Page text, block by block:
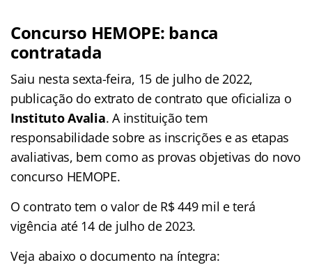
Concurso HEMOPE: banca
contratada
Saiu nesta sexta-feira, 15 de julho de 2022,
publicação do extrato de contrato que oficializa o
Instituto Avalia. A instituição tem
responsabilidade sobre as inscrições e as etapas
avaliativas, bem como as provas objetivas do novo
concurso HEMOPE.
O contrato tem o valor de R$ 449 mil e terá
vigência até 14 de julho de 2023.
Veja abaixo o documento na íntegra: